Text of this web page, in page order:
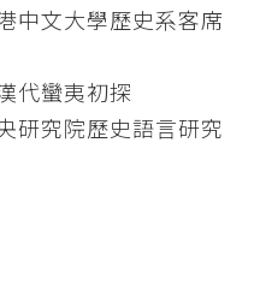
中文大學歷史系客席
代蠻夷初探
研究院歷史語言研究